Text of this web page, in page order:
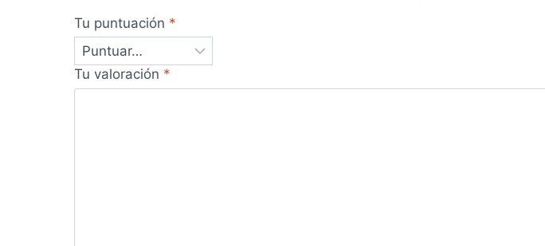
Tu puntuación *
Tu valoración *